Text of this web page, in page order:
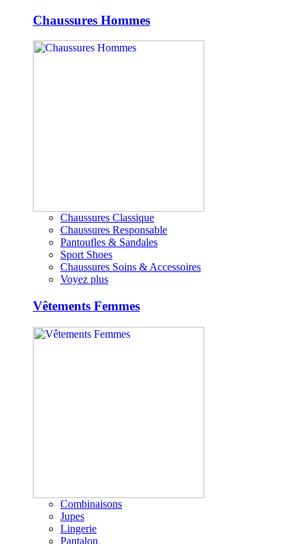
Chaussures Hommes
Chaussures Classique
Chaussures Responsable
Pantoufles & Sandales
Sport Shoes
Chaussures Soins & Accessoires
Voyez plus
Vêtements Femmes
Combinaisons
Jupes
Lingerie
Pantalon